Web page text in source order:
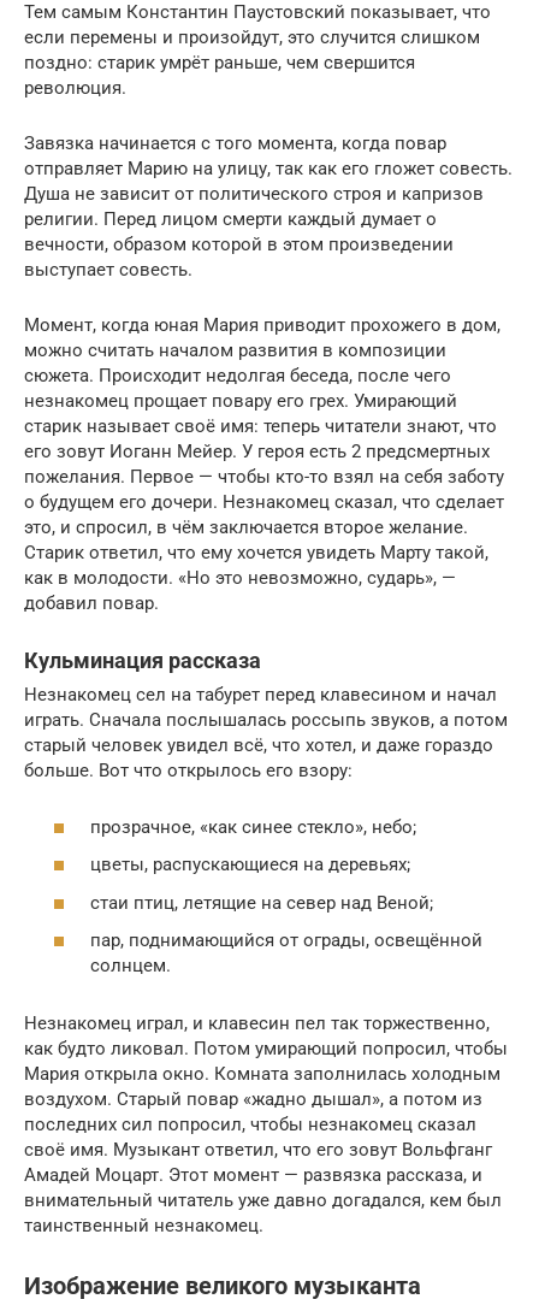
Тем самым Константин Паустовский показывает, что
если перемены и произойдут, это случится слишком
поздно: старик умрёт раньше, чем свершится
революция.
Завязка начинается с того момента, когда повар
отправляет Марию на улицу, так как его гложет совесть.
Душа не зависит от политического строя и капризов
религии. Перед лицом смерти каждый думает о
вечности, образом которой в этом произведении
выступает совесть.
Момент, когда юная Мария приводит прохожего в дом,
можно считать началом развития в композиции
сюжета. Происходит недолгая беседа, после чего
незнакомец прощает повару его грех. Умирающий
старик называет своё имя: теперь читатели знают, что
его зовут Иоганн Мейер. У героя есть 2 предсмертных
пожелания. Первое — чтобы кто-то взял на себя заботу
о будущем его дочери. Незнакомец сказал, что сделает
это, и спросил, в чём заключается второе желание.
Старик ответил, что ему хочется увидеть Марту такой,
как в молодости. «Но это невозможно, сударь», —
добавил повар.
Кульминация рассказа
Незнакомец сел на табурет перед клавесином и начал
играть. Сначала послышалась россыпь звуков, а потом
старый человек увидел всё, что хотел, и даже гораздо
больше. Вот что открылось его взору:
прозрачное, «как синее стекло», небо;
цветы, распускающиеся на деревьях;
стаи птиц, летящие на север над Веной;
пар, поднимающийся от ограды, освещённой
солнцем.
Незнакомец играл, и клавесин пел так торжественно,
как будто ликовал. Потом умирающий попросил, чтобы
Мария открыла окно. Комната заполнилась холодным
воздухом. Старый повар «жадно дышал», а потом из
последних сил попросил, чтобы незнакомец сказал
своё имя. Музыкант ответил, что его зовут Вольфганг
Амадей Моцарт. Этот момент — развязка рассказа, и
внимательный читатель уже давно догадался, кем был
таинственный незнакомец.
Изображение великого музыканта